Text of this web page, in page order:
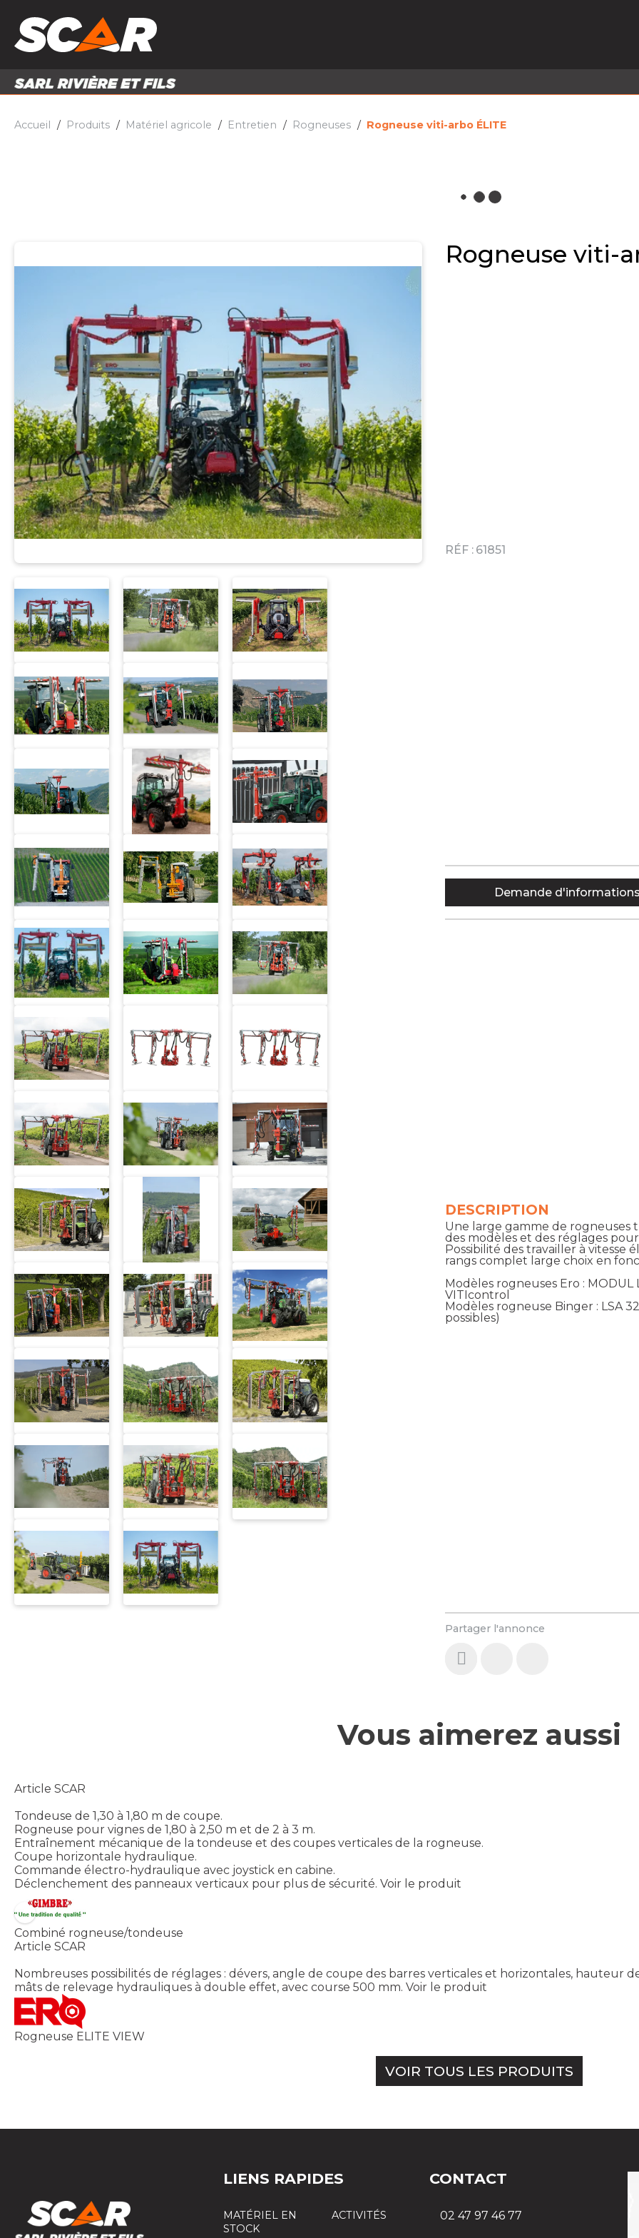
PIÈCES ET ACCESSOIRES
Accueil Produits Matériel agricole Entretien Rogneuses Rogneuse viti-arbo ÉLITE
Rogneuse viti-
RÉF : 61851
Partager l'annonce
DESCRIPTION
Une large gamme de rogneuses
des modèles et des réglages
Possibilité des travailler à vitesse
rangs complet large choix en
Modèles rogneuses Ero : MODUL
VITIcontrol
Modèles rogneuse Binger : LSA
possibles)
Demande d'informations
Vous aimerez aussi
Article SCAR
Tondeuse de 1,30 à 1,80 m de coupe.
Rogneuse pour vignes de 1,80 à 2,50 m et de 2 à 3 m.
Entraînement mécanique de la tondeuse et des coupes verticales de la rogneuse.
Coupe horizontale hydraulique.
Commande électro-hydraulique avec joystick en cabine.
Déclenchement des panneaux verticaux pour plus de sécurité. Voir le produit
Combiné rogneuse/tondeuse
Article SCAR
Nombreuses possibilités de réglages : dévers, angle de coupe des barres verticales et horizontales, hauteur
mâts de relevage hydrauliques à double effet, avec course 500 mm. Voir le produit
Rogneuse ELITE VIEW
VOIR TOUS LES PRODUITS
LIENS RAPIDES
MATÉRIEL EN
STOCK
ACTIVITÉS
CONTACT
02 47 97 46 77